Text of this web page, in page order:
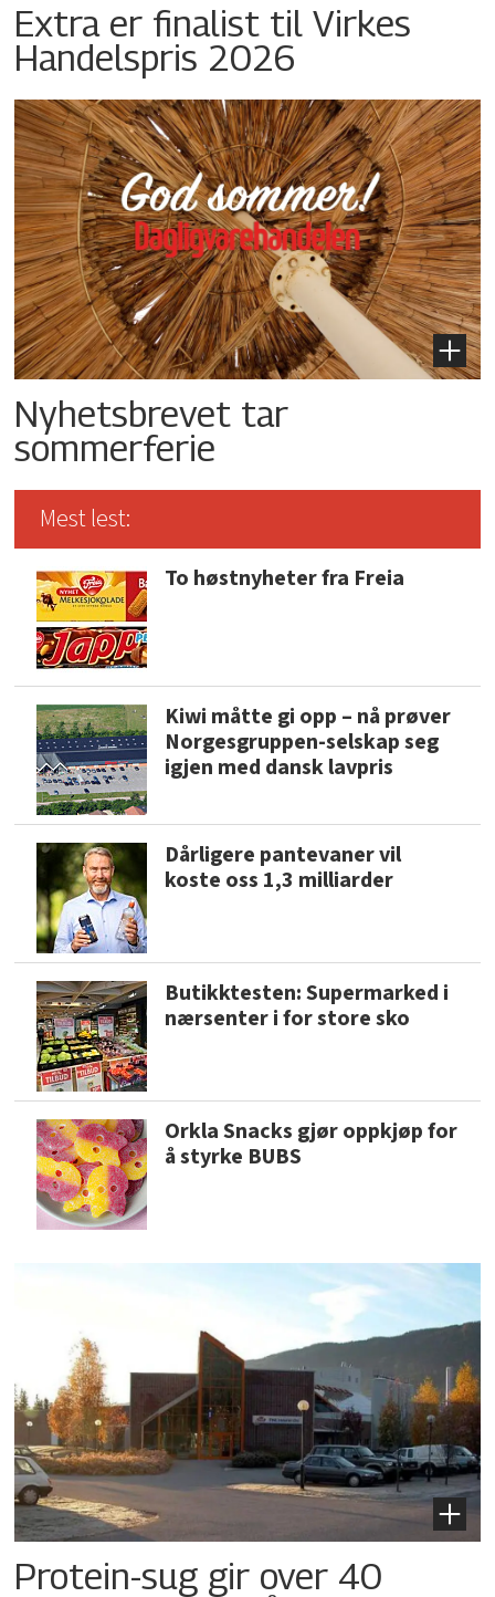
Extra er finalist til Virkes
Handelspris 2026
Nyhetsbrevet tar
sommerferie
Mest lest:
To høstnyheter fra Freia
Kiwi måtte gi opp – nå prøver
Norgesgruppen-selskap seg
igjen med dansk lavpris
Dårligere pantevaner vil
koste oss 1,3 milliarder
Butikktesten: Supermarked i
nærsenter i for store sko
Orkla Snacks gjør oppkjøp for
å styrke BUBS
Protein-sug gir over 40